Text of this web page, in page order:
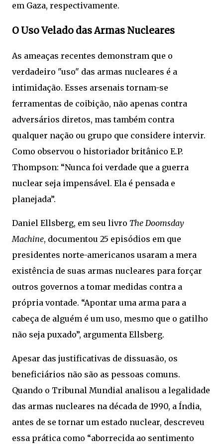
em Gaza, respectivamente.
O Uso Velado das Armas Nucleares
As ameaças recentes demonstram que o
verdadeiro "uso" das armas nucleares é a
intimidação. Esses arsenais tornam-se
ferramentas de coibição, não apenas contra
adversários diretos, mas também contra
qualquer nação ou grupo que considere intervir.
Como observou o historiador britânico E.P.
Thompson: “Nunca foi verdade que a guerra
nuclear seja impensável. Ela é pensada e
planejada”.
Daniel Ellsberg, em seu livro The Doomsday
Machine, documentou 25 episódios em que
presidentes norte-americanos usaram a mera
existência de suas armas nucleares para forçar
outros governos a tomar medidas contra a
própria vontade. “Apontar uma arma para a
cabeça de alguém é um uso, mesmo que o gatilho
não seja puxado”, argumenta Ellsberg.
Apesar das justificativas de dissuasão, os
beneficiários não são as pessoas comuns.
Quando o Tribunal Mundial analisou a legalidade
das armas nucleares na década de 1990, a Índia,
antes de se tornar um estado nuclear, descreveu
essa prática como “aborrecida ao sentimento